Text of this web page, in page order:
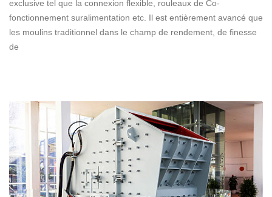
exclusive tel que la connexion flexible, rouleaux de Co-
fonctionnement suralimentation etc. Il est entièrement avancé que
les moulins traditionnel dans le champ de rendement, de finesse
de